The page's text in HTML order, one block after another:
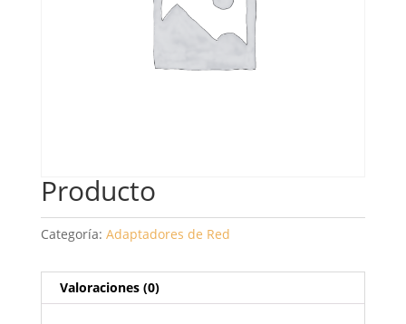
Producto
Categoría: Adaptadores de Red
Valoraciones (0)